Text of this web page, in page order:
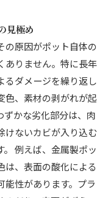
見極め
の原因がポット自体の
ありません。特に長年
るダメージを繰り返し
色、素材の剥がれが起
ずかな劣化部分は、肉
けないカビが入り込む
。 例えば、金属製ポッ
は、表面の酸化による
性があります。プラ